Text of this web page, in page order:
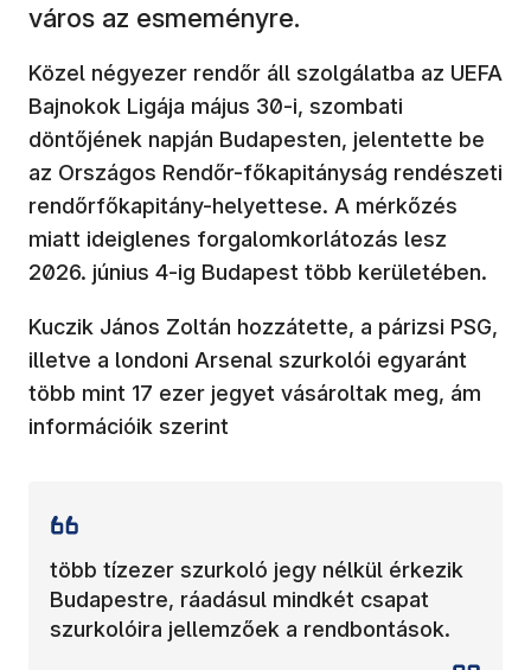
város az esmeményre.
Közel négyezer rendőr áll szolgálatba az UEFA
Bajnokok Ligája május 30-i, szombati
döntőjének napján Budapesten, jelentette be
az Országos Rendőr-főkapitányság rendészeti
rendőrfőkapitány-helyettese. A mérkőzés
miatt ideiglenes forgalomkorlátozás lesz
2026. június 4-ig Budapest több kerületében.
Kuczik János Zoltán hozzátette, a párizsi PSG,
illetve a londoni Arsenal szurkolói egyaránt
több mint 17 ezer jegyet vásároltak meg, ám
információik szerint
több tízezer szurkoló jegy nélkül érkezik
Budapestre, ráadásul mindkét csapat
szurkolóira jellemzőek a rendbontások.